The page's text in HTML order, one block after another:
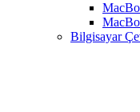
Bilgisayar